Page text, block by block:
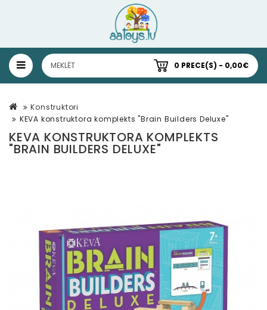
0 PRECE(S) - 0,00€
Konstruktori
KEVA konstruktora komplekts "Brain Builders Deluxe"
KEVA KONSTRUKTORA KOMPLEKTS
"BRAIN BUILDERS DELUXE"